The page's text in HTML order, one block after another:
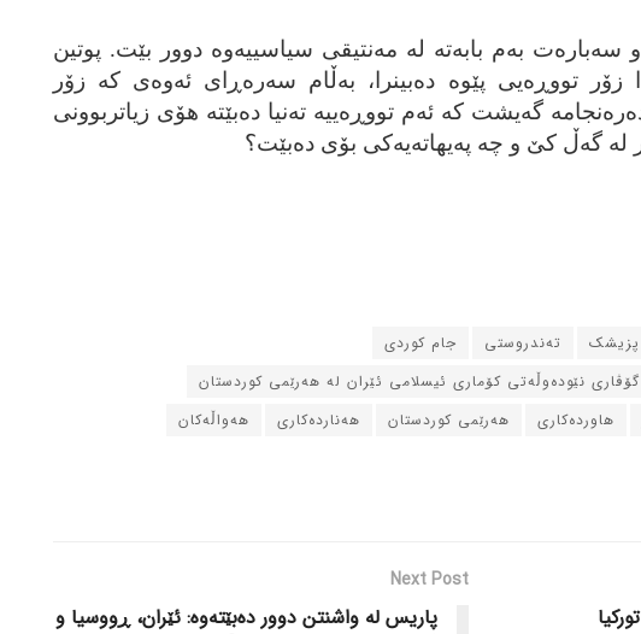
سه‌باره‌ت به‌م بابه‌ته‌ له‌ مه‌نتیقی سیاسییه‌وه‌ دوور بێت. پوتین
زۆر تووڕه‌یی پێوه‌ ده‌بینرا، به‌ڵام سه‌ره‌ڕای ئه‌وه‌ی که‌ زۆر
گه‌یشت که‌ ئه‌م تووڕه‌ییه‌ ته‌نیا ده‌بێته‌ هۆی زیاتربوونی
له‌ گه‌ڵ کێ و چه‌ په‌یهاته‌یه‌کی بۆی ده‌بێت؟
پزیشک ته‌ندروستی
جام کوردی
نێوده‌وڵه‌تی کۆماری ئیسلامی ئێران له‌ هه‌رێمی کوردستان
هاورده‌کاری هه‌رێمی کوردستان هه‌نارده‌کاری هه‌واڵه‌کان
Next Post
پاریس له‌ واشنتن دوور ده‌بێته‌وه‌: ئێران، ڕووسیا و